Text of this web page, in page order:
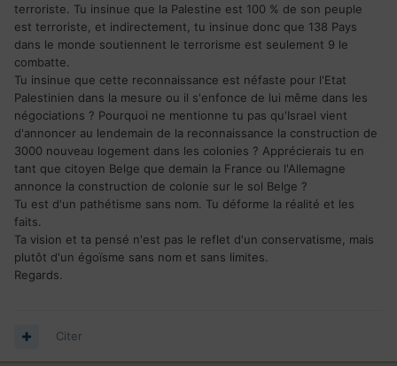
terroriste. Tu insinue que la Palestine est 100 % de son peuple
est terroriste, et indirectement, tu insinue donc que 138 Pays
dans le monde soutiennent le terrorisme est seulement 9 le
combatte.
Tu insinue que cette reconnaissance est néfaste pour l'Etat
Palestinien dans la mesure ou il s'enfonce de lui même dans les
négociations ? Pourquoi ne mentionne tu pas qu'Israel vient
d'annoncer au lendemain de la reconnaissance la construction de
3000 nouveau logement dans les colonies ? Apprécierais tu en
tant que citoyen Belge que demain la France ou l'Allemagne
annonce la construction de colonie sur le sol Belge ?
Tu est d'un pathétisme sans nom. Tu déforme la réalité et les
faits.
Ta vision et ta pensé n'est pas le reflet d'un conservatisme, mais
plutôt d'un égoïsme sans nom et sans limites.
Regards.
Citer